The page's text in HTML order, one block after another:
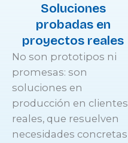
Soluciones
probadas en
proyectos reales
No son prototipos ni
promesas: son
soluciones en
producción en clientes
reales, que resuelven
necesidades concretas